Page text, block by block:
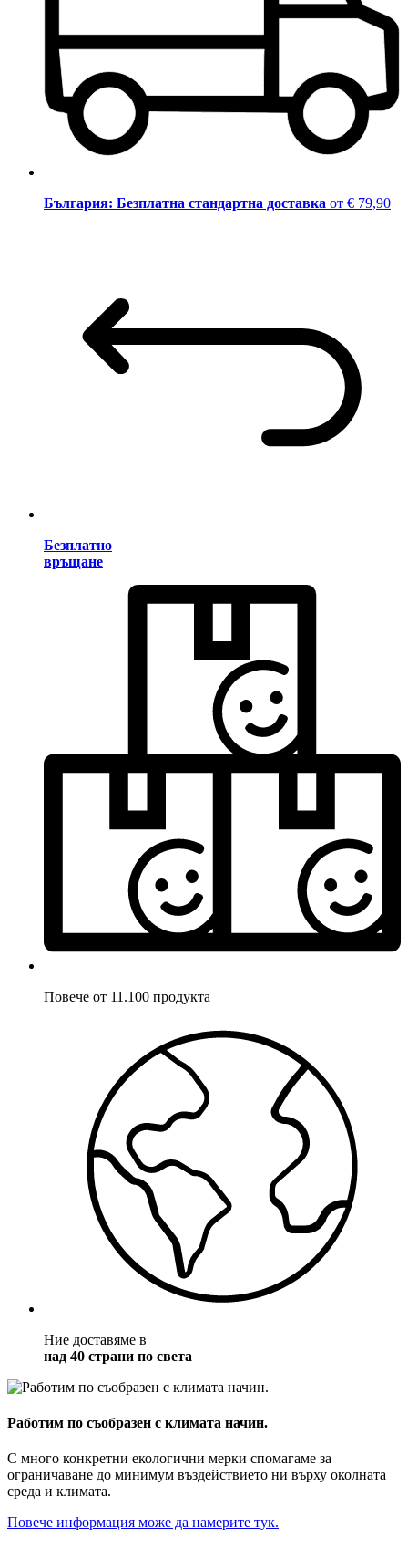
България: Безплатна стандартна доставка от € 79,90
Безплатно
връщане
Повече от 11.100 продукта
Ние доставяме в
над 40 страни по света
Работим по съобразен с климата начин.
С много конкретни екологични мерки спомагаме за
ограничаване до минимум въздействието ни върху околната
среда и климата.
Повече информация може да намерите тук.